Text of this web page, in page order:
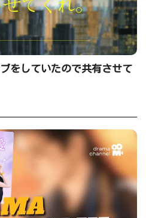
ブをしていたので共有させて